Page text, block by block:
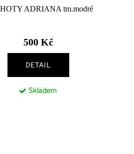
ADRIANA tm.modré
500 Kč
DETAIL
Skladem